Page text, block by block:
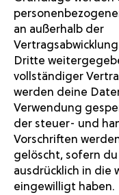
an außerhalb der
Dritte
vollständiger
werden deine
Verwendung
der steuer- und
Vorschriften
gelöscht, sofern
ausdrücklich in die
eingewilligt haben.